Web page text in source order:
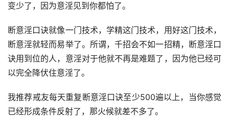
变少了，因为意淫见到你都怕了。
断意淫口诀就像一门技术，学精这门技术，用好这门技术，
断意淫就轻而易举了。所谓，千招会不如一招精，断意淫口
诀用到位的人，意淫对于他就不再是难题了，因为他已经可
以完全降伏住意淫了。
我推荐戒友每天重复断意淫口诀至少500遍以上，当你感觉
已经形成条件反射了，那火候就差不多了。